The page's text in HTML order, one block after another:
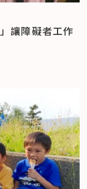
讓障礙者工作